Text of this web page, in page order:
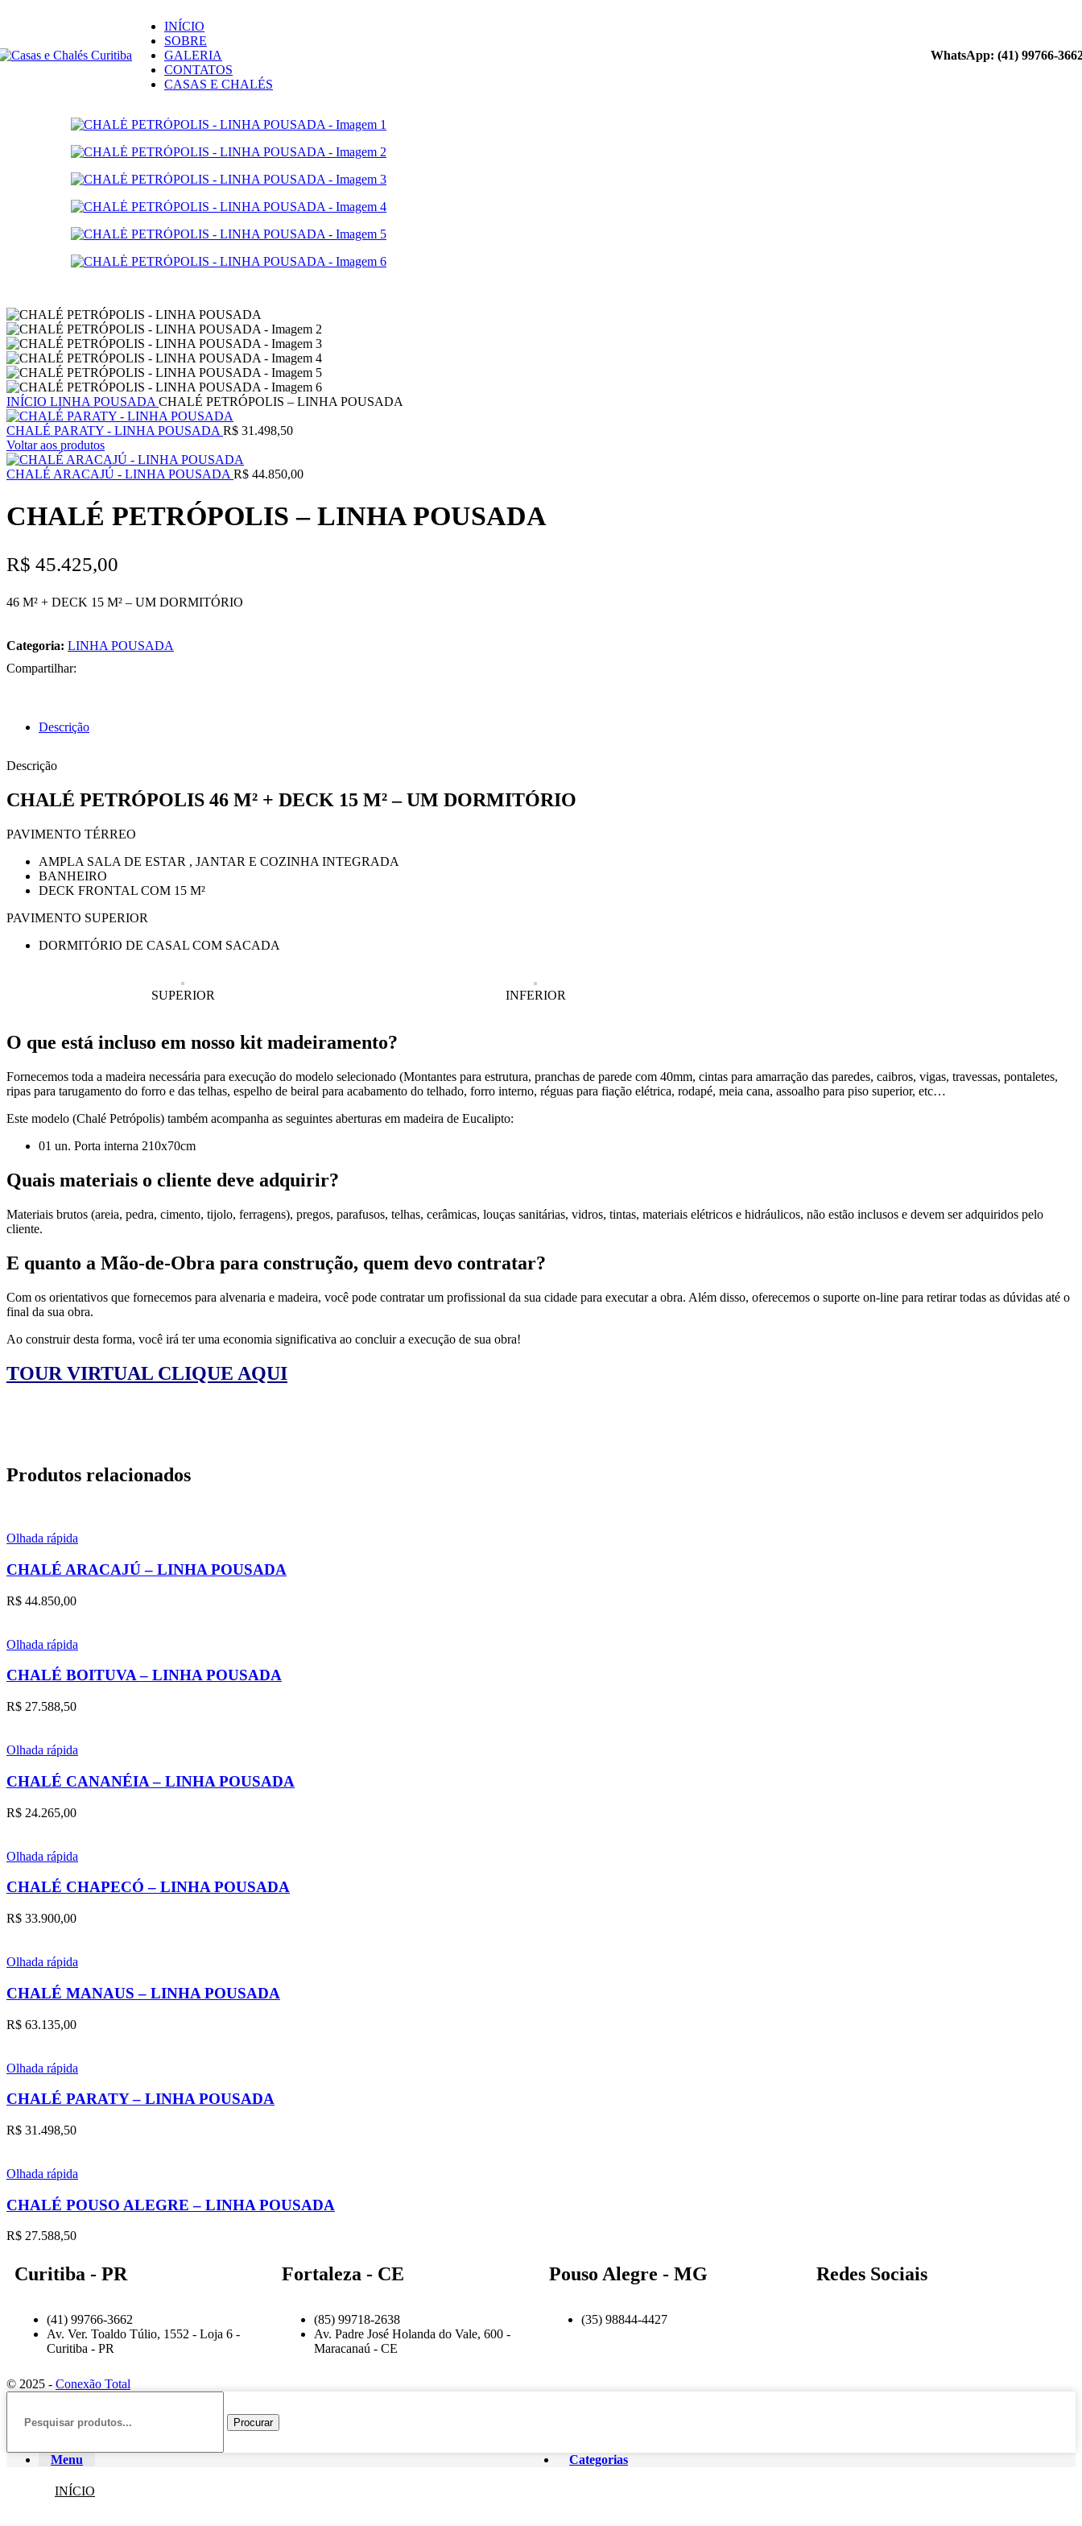
INÍCIO
SOBRE
GALERIA
CONTATOS
CASAS E CHALÉS
WhatsApp: (41) 99766-
INÍCIO LINHA POUSADA CHALÉ PETRÓPOLIS – LINHA POUSADA
CHALÉ PARATY - LINHA POUSADA R$ 31.498,50
Voltar aos produtos
CHALÉ ARACAJÚ - LINHA POUSADA R$ 44.850,00
CHALÉ PETRÓPOLIS – LINHA POUSADA
R$ 45.425,00
46 M² + DECK 15 M² – UM DORMITÓRIO
Categoria: LINHA POUSADA
Compartilhar:
Descrição
Descrição
CHALÉ PETRÓPOLIS 46 M² + DECK 15 M² – UM DORMITÓRIO
PAVIMENTO TÉRREO
AMPLA SALA DE ESTAR , JANTAR E COZINHA INTEGRADA
BANHEIRO
DECK FRONTAL COM 15 M²
PAVIMENTO SUPERIOR
DORMITÓRIO DE CASAL COM SACADA
SUPERIOR INFERIOR
O que está incluso em nosso kit madeiramento?
Fornecemos toda a madeira necessária para execução do modelo selecionado (Montantes para estrutura, pranchas de parede com 40mm, cintas para amarração das paredes, caibros, vigas, travessas, pontaletes,
ripas para tarugamento do forro e das telhas, espelho de beiral para acabamento do telhado, forro interno, réguas para fiação elétrica, rodapé, meia cana, assoalho para piso superior, etc…
Este modelo (Chalé Petrópolis) também acompanha as seguintes aberturas em madeira de Eucalipto:
01 un. Porta interna 210x70cm
Quais materiais o cliente deve adquirir?
Materiais brutos (areia, pedra, cimento, tijolo, ferragens), pregos, parafusos, telhas, cerâmicas, louças sanitárias, vidros, tintas, materiais elétricos e hidráulicos, não estão inclusos e devem ser adquiridos pelo
cliente.
E quanto a Mão-de-Obra para construção, quem devo contratar?
Com os orientativos que fornecemos para alvenaria e madeira, você pode contratar um profissional da sua cidade para executar a obra. Além disso, oferecemos o suporte on-line para retirar todas as dúvidas até o
final da sua obra.
Ao construir desta forma, você irá ter uma economia significativa ao concluir a execução de sua obra!
TOUR VIRTUAL CLIQUE AQUI
Produtos relacionados
Olhada rápida
CHALÉ ARACAJÚ – LINHA POUSADA
R$ 44.850,00
Olhada rápida
CHALÉ BOITUVA – LINHA POUSADA
R$ 27.588,50
Olhada rápida
CHALÉ CANANÉIA – LINHA POUSADA
R$ 24.265,00
Olhada rápida
CHALÉ CHAPECÓ – LINHA POUSADA
R$ 33.900,00
Olhada rápida
CHALÉ MANAUS – LINHA POUSADA
R$ 63.135,00
Olhada rápida
CHALÉ PARATY – LINHA POUSADA
R$ 31.498,50
Olhada rápida
CHALÉ POUSO ALEGRE – LINHA POUSADA
R$ 27.588,50
Curitiba - PR
(41) 99766-3662
Av. Ver. Toaldo Túlio, 1552 - Loja 6 -
Curitiba - PR
Fortaleza - CE
(85) 99718-2638
Av. Padre José Holanda do Vale, 600 -
Maracanaú - CE
Pouso Alegre - MG
(35) 98844-4427
Redes Sociais
© 2025 - Conexão Total
Procurar
Menu Categorias
INÍCIO